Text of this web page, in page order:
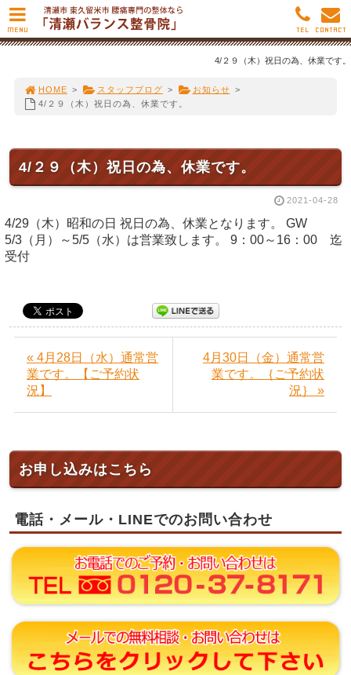
4/２９（木）祝日の為、休業です。
HOME > スタッフブログ > お知らせ >
4/２９（木）祝日の為、休業です。
4/２９（木）祝日の為、休業です。
2021-04-28
4/29（木）昭和の日 祝日の為、休業となります。 GW
5/3（月）～5/5（水）は営業致します。 9：00～16：00 迄
受付
« 4月28日（水）通常営
業です。【ご予約状
況】
4月30日（金）通常営
業です。｛ご予約状
況｝ »
お申し込みはこちら
電話・メール・LINEでのお問い合わせ
MENU CONTACT
TEL